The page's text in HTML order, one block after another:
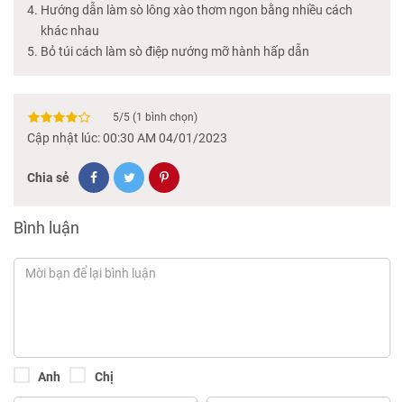
Hướng dẫn làm sò lông xào thơm ngon bằng nhiều cách
khác nhau
Bỏ túi cách làm sò điệp nướng mỡ hành hấp dẫn
5/5 (1 bình chọn)
Cập nhật lúc: 00:30 AM 04/01/2023
Chia sẻ
Bình luận
Anh Chị